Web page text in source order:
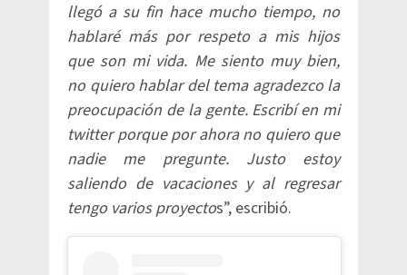
llegó a su fin hace mucho tiempo, no
hablaré más por respeto a mis hijos
que son mi vida. Me siento muy bien,
no quiero hablar del tema agradezco la
preocupación de la gente. Escribí en mi
twitter porque por ahora no quiero que
nadie me pregunte. Justo estoy
saliendo de vacaciones y al regresar
tengo varios proyectos”, escribió.